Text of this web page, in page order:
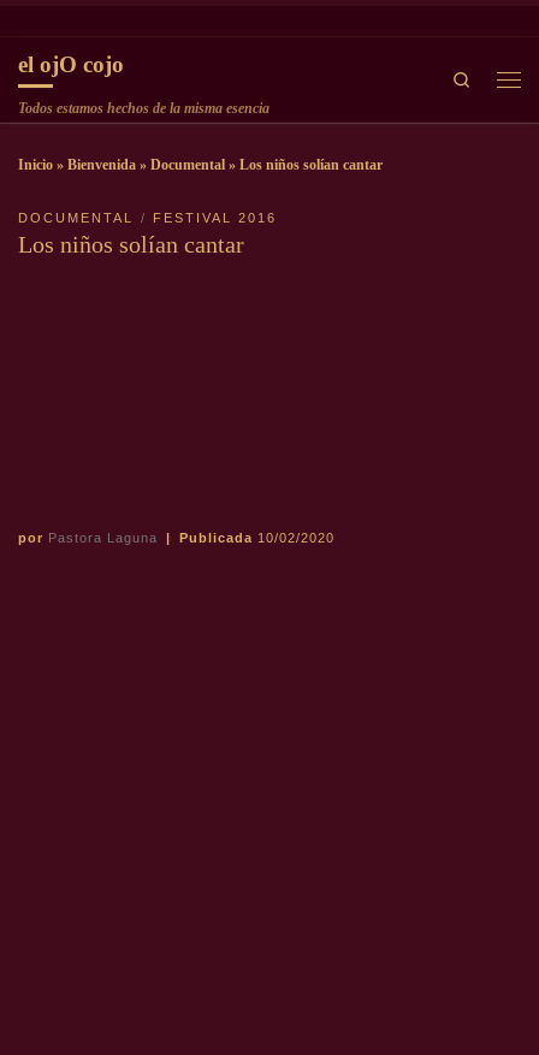
el ojO cojo
Todos estamos hechos de la misma esencia
Search
Inicio » Bienvenida » Documental » Los niños solían cantar
DOCUMENTAL FESTIVAL 2016
Los niños solían cantar
por Pastora Laguna | Publicada 10/02/2020